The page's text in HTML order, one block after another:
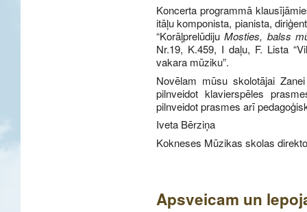
Koncerta programmā
itāļu komponista, pianista,
“KorāļprelūdijuMosties, balss
Nr.19, K.459, I daļu, F. Lista
vakara mūziku”.
Novēlam mūsu skolotājai
pilnveidot klavierspēles
pilnveidot prasmes arī
Iveta Bērziņa
Kokneses Mūzikas skolas
Apsveicam un